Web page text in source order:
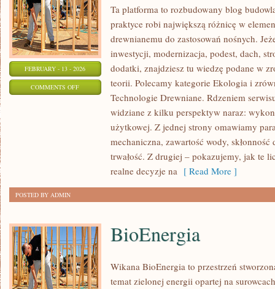
FEBRUARY - 13 - 2026
COMMENTS OFFON
KONSTRUKCJE
DREWNIANE
Ta platforma to rozbudowany blog
praktyce robi największą różnicę w
drewnianemu do zastosowań nośnych.
inwestycji, modernizacja, podest, dach,
dodatki, znajdziesz tu wiedzę podane w
teorii. Polecamy kategorie Ekologia i
Technologie Drewniane. Rdzeniem
widziane z kilku perspektyw naraz:
użytkowej. Z jednej strony omawiamy
mechaniczna, zawartość wody,
trwałość. Z drugiej – pokazujemy, jak te
realne decyzje na [ Read More ]
POSTED BY ADMIN
BioEnergia
Wikana BioEnergia to przestrzeń
temat zielonej energii opartej na